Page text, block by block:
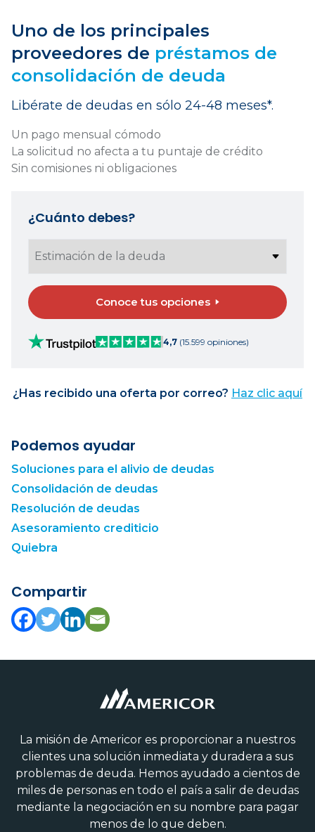
Uno de los principales
proveedores de préstamos de
consolidación de deuda
Libérate de deudas en sólo 24-48 meses*.
Un pago mensual cómodo
La solicitud no afecta a tu puntaje de crédito
Sin comisiones ni obligaciones
¿Cuánto debes?
Conoce tus opciones
4,7 (15.599 opiniones)
¿Has recibido una oferta por correo? Haz clic aquí
Podemos ayudar
Soluciones para el alivio de deudas
Consolidación de deudas
Resolución de deudas
Asesoramiento crediticio
Quiebra
Compartir
La misión de Americor es proporcionar a nuestros
clientes una solución inmediata y duradera a sus
problemas de deuda. Hemos ayudado a cientos de
miles de personas en todo el país a salir de deudas
mediante la negociación en su nombre para pagar
menos de lo que deben.